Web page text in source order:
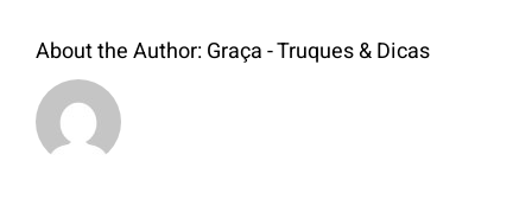
About the Author:Graça - Truques & Dicas